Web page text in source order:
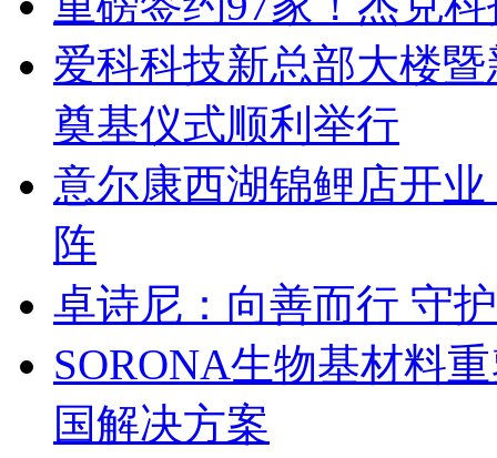
爱科科技新总部大楼
奠基仪式顺利举行
意尔康西湖锦鲤店开
阵
卓诗尼：向善而行 守
SORONA生物基材料
国解决方案